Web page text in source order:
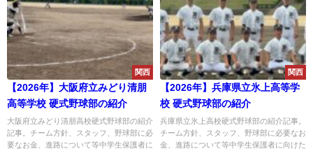
関西
【2026年】大阪府立みどり清朋
高等学校 硬式野球部の紹介
大阪府立みどり清朋高校硬式野球部の紹介
記事。チーム方針、スタッフ、野球部に必
要なお金、進路について等中学生保護者に
関西
【2026年】兵庫県立氷上高等学
校 硬式野球部の紹介
兵庫県立氷上高校硬式野球部の紹介記事。
チーム方針、スタッフ、野球部に必要なお
金、進路について等中学生保護者に向けた